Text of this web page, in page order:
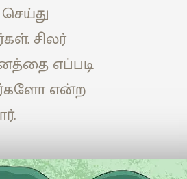
சிலர்
எப்படி
என்ற